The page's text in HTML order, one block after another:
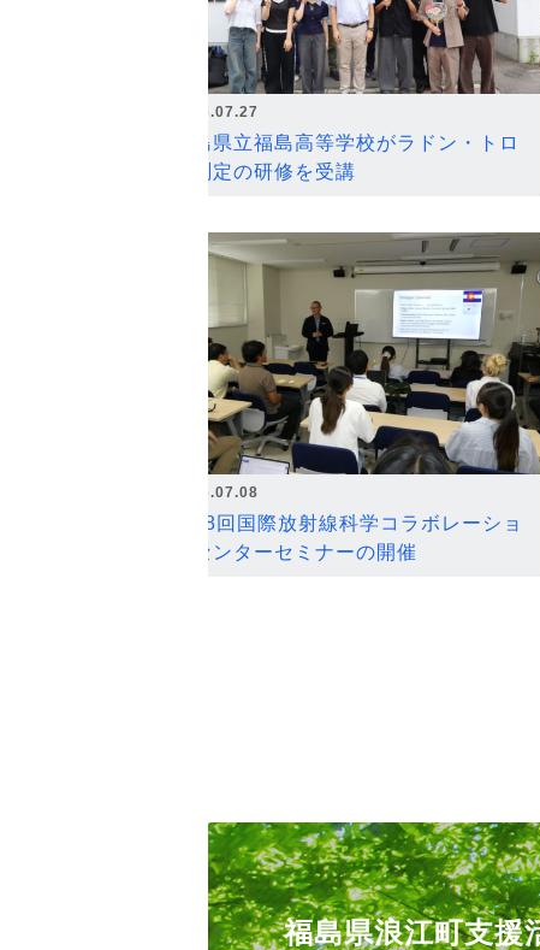
2026.07.27
福島県立福島高等学校がラドン・トロ
ン測定の研修を受講
2026.07.08
第18回国際放射線科学コラボレーショ
ンセンターセミナーの開催
福島県浪江町支援